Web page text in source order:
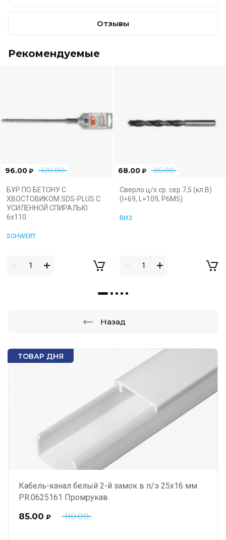
ТОВАР ДНЯ
Кабель-канал белый 2-й замок в п/э 25х16 мм
PR.0625161 Промрукав
110.00
85.00 ₽
Отзывы
Рекомендуемые
120.00
96.00 ₽
БУР ПО БЕТОНУ С
ХВОСТОВИКОМ SDS-PLUS С
УСИЛЕННОЙ СПИРАЛЬЮ
6х110
SCHWERT
85.00
68.00 ₽
Сверло ц/х ср. сер 7,5 (кл.В)
(l=69, L=109, Р6М5)
ВИЗ
Назад